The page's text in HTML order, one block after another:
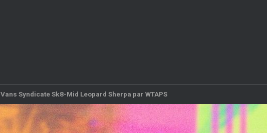
Vans Syndicate Sk8-Mid Leopard Sherpa par WTAPS